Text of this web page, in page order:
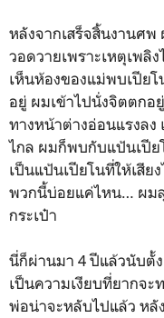
หลังจากเสร็จสิ้นงานศ
วอดวายเพราะเหตุเพลิ
เห็นห้องของแม่พบเปีย
อยู่ ผมเข้าไปนั่งจิตตกอ
ทางหน้าต่างอ่อนแรงลง
ไกล ผมก็พบกับแป้นเปีย
เป็นแป้นเปียโนที่ให้เสี
พวกนี้บ่อยแค่ไหน… ผม
กระเป๋า
นี่ก็ผ่านมา 4 ปีแล้วนับตั้
เป็นความเงียบที่ยากจ
พ่อน่าจะหลับไปแล้ว หลั